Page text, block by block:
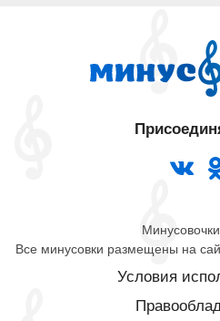
Все минусовки размещены на
Условия